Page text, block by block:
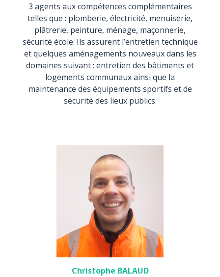
3 agents aux compétences complémentaires
telles que : plomberie, électricité, menuiserie,
plâtrerie, peinture, ménage, maçonnerie,
sécurité école. Ils assurent l’entretien technique
et quelques aménagements nouveaux dans les
domaines suivant : entretien des bâtiments et
logements communaux ainsi que la
maintenance des équipements sportifs et de
sécurité des lieux publics.
Christophe BALAUD